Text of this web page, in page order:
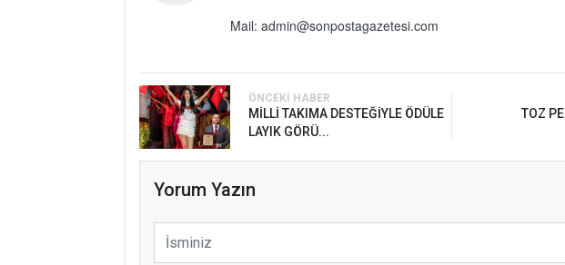
Mail: admin@sonpostagazetesi.com
ÖNCEKI HABER
MİLLİ TAKIMA DESTEĞİYLE ÖDÜLE
LAYIK GÖRÜ...
TOZ
Yorum Yazın